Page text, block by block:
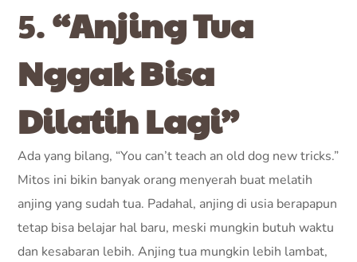
5.“Anjing Tua
Nggak Bisa
Dilatih Lagi”
Ada yang bilang, “You can’t teach an old dog new tricks.”
Mitos ini bikin banyak orang menyerah buat melatih
anjing yang sudah tua. Padahal, anjing di usia berapapun
tetap bisa belajar hal baru, meski mungkin butuh waktu
dan kesabaran lebih. Anjing tua mungkin lebih lambat,